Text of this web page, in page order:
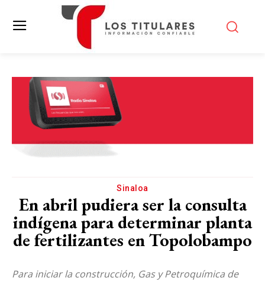
Sinaloa
En abril pudiera ser la consulta
indígena para determinar planta
de fertilizantes en Topolobampo
Para iniciar la construcción, Gas y Petroquímica de